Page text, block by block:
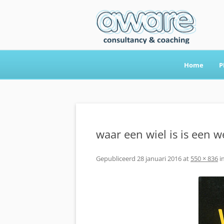
Home
Aware Consultancy
waar een wiel is is een
Gepubliceerd 28 januari 2016at 550 × 836 in